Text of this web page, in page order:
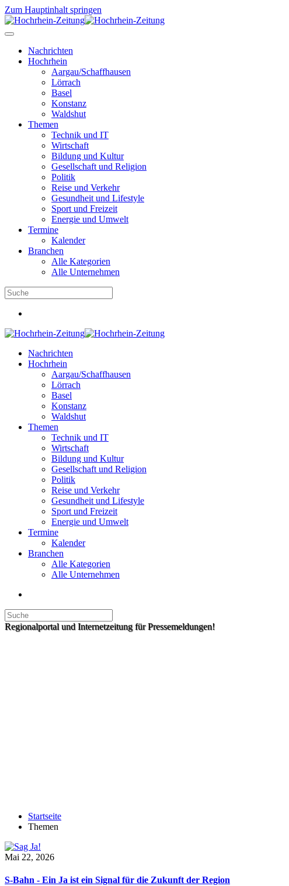
Zum Hauptinhalt springen
Nachrichten
Hochrhein
Aargau/Schaffhausen
Lörrach
Basel
Konstanz
Waldshut
Themen
Technik und IT
Wirtschaft
Bildung und Kultur
Gesellschaft und Religion
Politik
Reise und Verkehr
Gesundheit und Lifestyle
Sport und Freizeit
Energie und Umwelt
Termine
Kalender
Branchen
Alle Kategorien
Alle Unternehmen
Nachrichten
Hochrhein
Aargau/Schaffhausen
Lörrach
Basel
Konstanz
Waldshut
Themen
Technik und IT
Wirtschaft
Bildung und Kultur
Gesellschaft und Religion
Politik
Reise und Verkehr
Gesundheit und Lifestyle
Sport und Freizeit
Energie und Umwelt
Termine
Kalender
Branchen
Alle Kategorien
Alle Unternehmen
Regionalportal und Internetzeitung für Pressemeldungen!
Startseite
Themen
Mai 22, 2026
S-Bahn - Ein Ja ist ein Signal für die Zukunft der Region